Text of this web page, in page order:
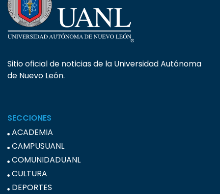
Sitio oficial de noticias de la Universidad Autónoma
de Nuevo León.
SECCIONES
ACADEMIA
CAMPUSUANL
COMUNIDADUANL
CULTURA
DEPORTES